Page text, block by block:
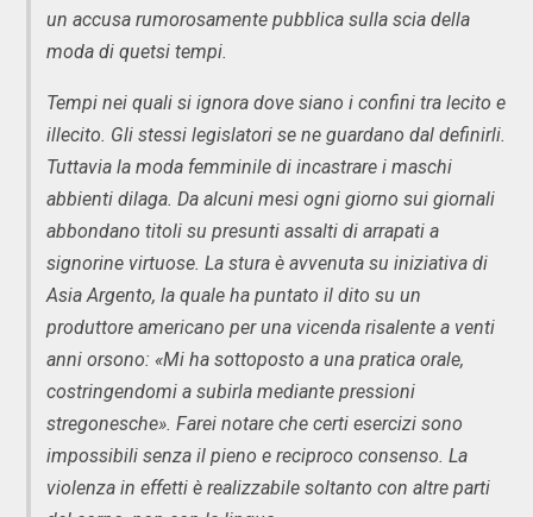
un accusa rumorosamente pubblica sulla scia della
moda di quetsi tempi.
Tempi nei quali si ignora dove siano i confini tra lecito e
illecito. Gli stessi legislatori se ne guardano dal definirli.
Tuttavia la moda femminile di incastrare i maschi
abbienti dilaga. Da alcuni mesi ogni giorno sui giornali
abbondano titoli su presunti assalti di arrapati a
signorine virtuose. La stura è avvenuta su iniziativa di
Asia Argento, la quale ha puntato il dito su un
produttore americano per una vicenda risalente a venti
anni orsono: «Mi ha sottoposto a una pratica orale,
costringendomi a subirla mediante pressioni
stregonesche». Farei notare che certi esercizi sono
impossibili senza il pieno e reciproco consenso. La
violenza in effetti è realizzabile soltanto con altre parti